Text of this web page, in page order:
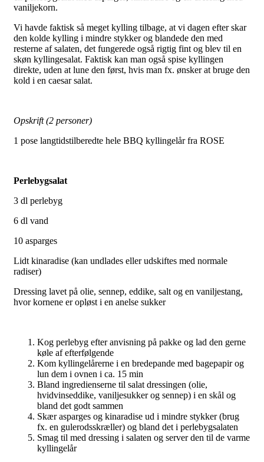
vaniljekorn.
Vi havde faktisk så meget kylling tilbage, at vi dagen efter skar
den kolde kylling i mindre stykker og blandede den med
resterne af salaten, det fungerede også rigtig fint og blev til en
skøn kyllingesalat. Faktisk kan man også spise kyllingen
direkte, uden at lune den først, hvis man fx. ønsker at bruge den
kold i en caesar salat.
Opskrift (2 personer)
1 pose langtidstilberedte hele BBQ kyllingelår fra ROSE
Perlebygsalat
3 dl perlebyg
6 dl vand
10 asparges
Lidt kinaradise (kan undlades eller udskiftes med normale
radiser)
Dressing lavet på olie, sennep, eddike, salt og en vaniljestang,
hvor kornene er opløst i en anelse sukker
Kog perlebyg efter anvisning på pakke og lad den gerne
køle af efterfølgende
Kom kyllingelårerne i en bredepande med bagepapir og
lun dem i ovnen i ca. 15 min
Bland ingredienserne til salat dressingen (olie,
hvidvinseddike, vaniljesukker og sennep) i en skål og
bland det godt sammen
Skær asparges og kinaradise ud i mindre stykker (brug
fx. en gulerodsskræller) og bland det i perlebygsalaten
Smag til med dressing i salaten og server den til de varme
kyllingelår